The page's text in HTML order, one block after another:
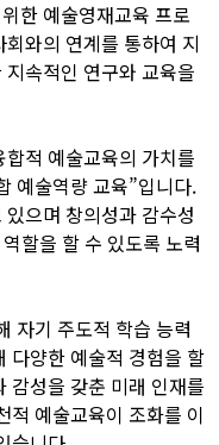
한 예술영재교육 프로
와의 연계를 통하여 지
속적인 연구와 교육을
적 예술교육의 가치를
예술역량 교육”입니다.
으며 창의성과 감수성
할을 할 수 있도록 노력
자기 주도적 학습 능력
다양한 예술적 경험을 할
감성을 갖춘 미래 인재를
적 예술교육이 조화를 이